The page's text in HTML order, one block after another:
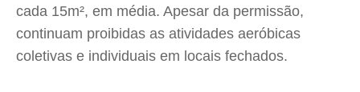
cada 15m², em média. Apesar da permissão,
continuam proibidas as atividades aeróbicas
coletivas e individuais em locais fechados.